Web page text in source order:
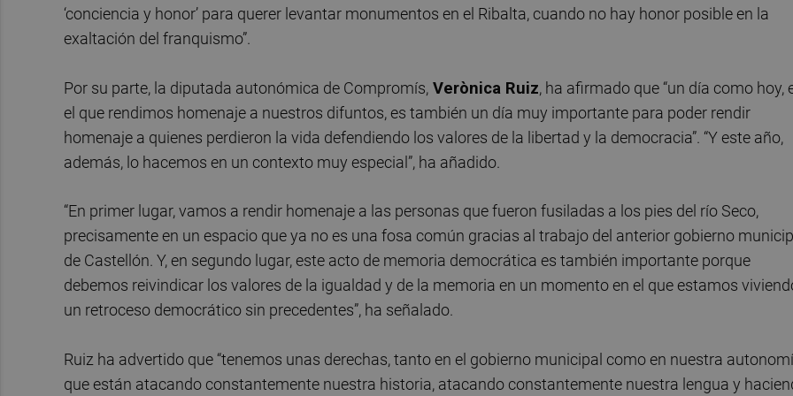
‘conciencia y honor’ para querer levantar monumentos en el Ribalta, cuando no hay honor posible en la
exaltación del franquismo”.
Por su parte, la diputada autonómica de Compromís, Verònica Ruiz, ha afirmado que “un día como hoy,
el que rendimos homenaje a nuestros difuntos, es también un día muy importante para poder rendir
homenaje a quienes perdieron la vida defendiendo los valores de la libertad y la democracia”. “Y este año,
además, lo hacemos en un contexto muy especial”, ha añadido.
“En primer lugar, vamos a rendir homenaje a las personas que fueron fusiladas a los pies del río Seco,
precisamente en un espacio que ya no es una fosa común gracias al trabajo del anterior gobierno
de Castellón. Y, en segundo lugar, este acto de memoria democrática es también importante porque
debemos reivindicar los valores de la igualdad y de la memoria en un momento en el que estamos
un retroceso democrático sin precedentes”, ha señalado.
Ruiz ha advertido que “tenemos unas derechas, tanto en el gobierno municipal como en nuestra
que están atacando constantemente nuestra historia, atacando constantemente nuestra lengua y